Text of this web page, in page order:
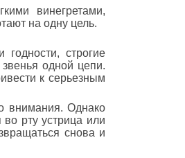
винегретами,
на одну цель.
строгие
одной цепи.
к серьезным
внимания. Однако
рту устрица или
снова и